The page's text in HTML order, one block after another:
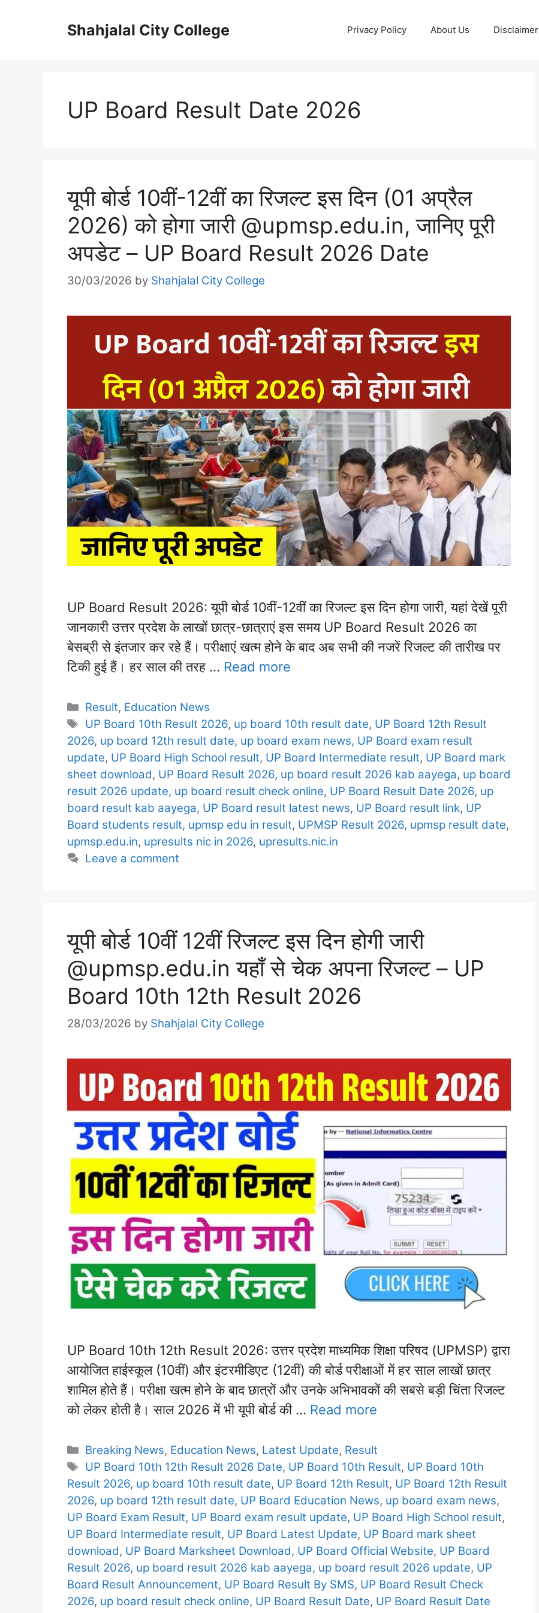
Shahjalal City College Privacy Policy About Us Disclaimer
UP Board Result Date 2026
यूपी बोर्ड 10वीं-12वीं का रिजल्ट इस दिन (01 अप्रैल
2026) को होगा जारी @upmsp.edu.in, जानिए पूरी
अपडेट – UP Board Result 2026 Date
30/03/2026 by Shahjalal City College
UP Board Result 2026: यूपी बोर्ड 10वीं-12वीं का रिजल्ट इस दिन होगा जारी, यहां देखें पूरी
जानकारी उत्तर प्रदेश के लाखों छात्र-छात्राएं इस समय UP Board Result 2026 का
बेसब्री से इंतजार कर रहे हैं। परीक्षाएं खत्म होने के बाद अब सभी की नजरें रिजल्ट की तारीख पर
टिकी हुई हैं। हर साल की तरह … Read more
Categories
Result, Education News
Tags
UP Board 10th Result 2026, up board 10th result date, UP Board 12th Result
2026, up board 12th result date, up board exam news, UP Board exam result
update, UP Board High School result, UP Board Intermediate result, UP Board mark
sheet download, UP Board Result 2026, up board result 2026 kab aayega, up board
result 2026 update, up board result check online, UP Board Result Date 2026, up
board result kab aayega, UP Board result latest news, UP Board result link, UP
Board students result, upmsp edu in result, UPMSP Result 2026, upmsp result date,
upmsp.edu.in, upresults nic in 2026, upresults.nic.in
Leave a comment
यूपी बोर्ड 10वीं 12वीं रिजल्ट इस दिन होगी जारी
@upmsp.edu.in यहाँ से चेक अपना रिजल्ट – UP
Board 10th 12th Result 2026
28/03/2026 by Shahjalal City College
UP Board 10th 12th Result 2026: उत्तर प्रदेश माध्यमिक शिक्षा परिषद (UPMSP) द्वारा
आयोजित हाईस्कूल (10वीं) और इंटरमीडिएट (12वीं) की बोर्ड परीक्षाओं में हर साल लाखों छात्र
शामिल होते हैं। परीक्षा खत्म होने के बाद छात्रों और उनके अभिभावकों की सबसे बड़ी चिंता रिजल्ट
को लेकर होती है। साल 2026 में भी यूपी बोर्ड की … Read more
Categories
Breaking News, Education News, Latest Update, Result
Tags
UP Board 10th 12th Result 2026 Date, UP Board 10th Result, UP Board 10th
Result 2026, up board 10th result date, UP Board 12th Result, UP Board 12th Result
2026, up board 12th result date, UP Board Education News, up board exam news,
UP Board Exam Result, UP Board exam result update, UP Board High School result,
UP Board Intermediate result, UP Board Latest Update, UP Board mark sheet
download, UP Board Marksheet Download, UP Board Official Website, UP Board
Result 2026, up board result 2026 kab aayega, up board result 2026 update, UP
Board Result Announcement, UP Board Result By SMS, UP Board Result Check
2026, up board result check online, UP Board Result Date, UP Board Result Date